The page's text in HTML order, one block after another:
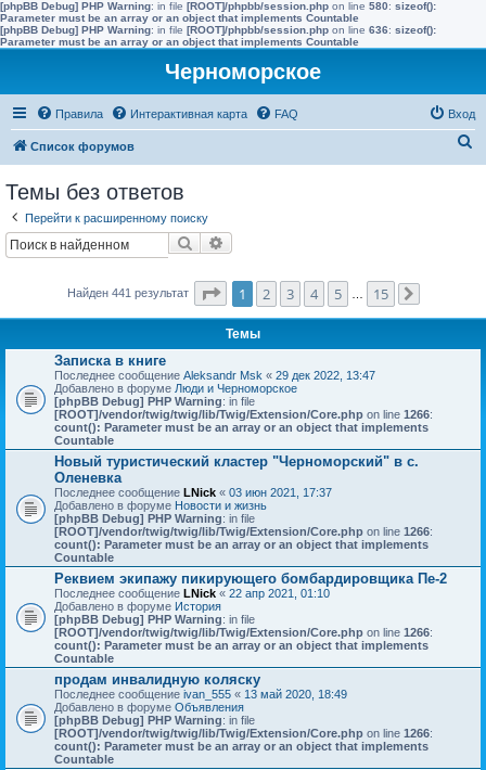
[phpBB Debug] PHP Warning: in file [ROOT]/phpbb/session.php on line 580: sizeof():
Parameter must be an array or an object that implements Countable
[phpBB Debug] PHP Warning: in file [ROOT]/phpbb/session.php on line 636: sizeof():
Parameter must be an array or an object that implements Countable
Черноморское
Правила Интерактивная карта FAQ Вход
Список форумов
Темы без ответов
Перейти к расширенному поиску
Поиск
Найден 441 результат Страница1 из
1 2 3 4 5 15
Темы
Записка в книге
Последнее сообщение Aleksandr Msk « 29 дек 2022, 13:47
Добавлено в форуме Люди и Черноморское
[phpBB Debug] PHP Warning: in file
[ROOT]/vendor/twig/twig/lib/Twig/Extension/Core.php on line 1266:
count(): Parameter must be an array or an object that implements
Countable
Новый туристический кластер "Черноморский" в с.
Оленевка
Последнее сообщение LNick « 03 июн 2021, 17:37
Добавлено в форуме Новости и жизнь
[phpBB Debug] PHP Warning: in file
[ROOT]/vendor/twig/twig/lib/Twig/Extension/Core.php on line 1266:
count(): Parameter must be an array or an object that implements
Countable
Реквием экипажу пикирующего бомбардировщика Пе-2
Последнее сообщение LNick « 22 апр 2021, 01:10
Добавлено в форуме История
[phpBB Debug] PHP Warning: in file
[ROOT]/vendor/twig/twig/lib/Twig/Extension/Core.php on line 1266:
count(): Parameter must be an array or an object that implements
Countable
продам инвалидную коляску
Последнее сообщение ivan_555 « 13 май 2020, 18:49
Добавлено в форуме Объявления
[phpBB Debug] PHP Warning: in file
[ROOT]/vendor/twig/twig/lib/Twig/Extension/Core.php on line 1266:
count(): Parameter must be an array or an object that implements
Countable